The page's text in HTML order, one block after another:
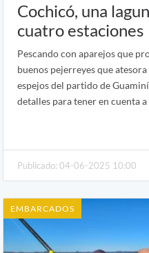
Cochicó, una
cuatro estaciones
Pescando con aparejos que
buenos pejerreyes que
espejos del partido de
detalles para tener en cuenta
Publicado: 04-06-2025 10:00
EMBARCADOS